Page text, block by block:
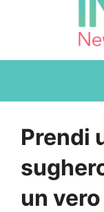
Prendi
un